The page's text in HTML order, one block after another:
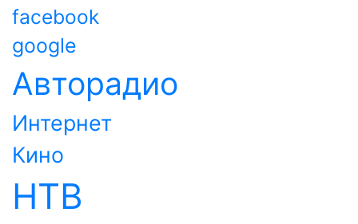
facebook
google
Авторадио
Интернет
Кино
НТВ